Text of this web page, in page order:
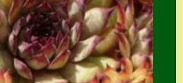
Versandinfos
Zubehör
Zubehör